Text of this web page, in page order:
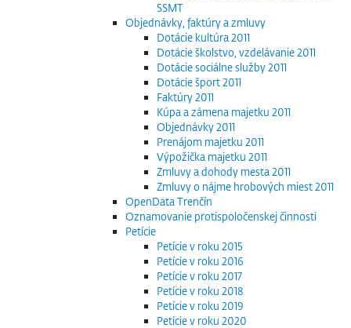
SSMT
Objednávky, faktúry a zmluvy
Dotácie kultúra 2011
Dotácie školstvo, vzdelávanie 2011
Dotácie sociálne služby 2011
Dotácie šport 2011
Faktúry 2011
Kúpa a zámena majetku 2011
Objednávky 2011
Prenájom majetku 2011
Výpožička majetku 2011
Zmluvy a dohody mesta 2011
Zmluvy o nájme hrobových miest 2011
OpenData Trenčín
Oznamovanie protispoločenskej činnosti
Petície
Petície v roku 2015
Petície v roku 2016
Petície v roku 2017
Petície v roku 2018
Petície v roku 2019
Petície v roku 2020